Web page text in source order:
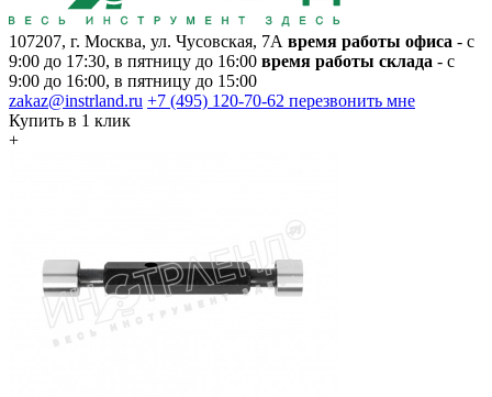
107207, г. Москва, ул. Чусовская, 7А время работы офиса - с
9:00 до 17:30, в пятницу до 16:00 время работы склада - с
9:00 до 16:00, в пятницу до 15:00
zakaz@instrland.ru +7 (495) 120-70-62 перезвонить мне
Купить в 1 клик
+